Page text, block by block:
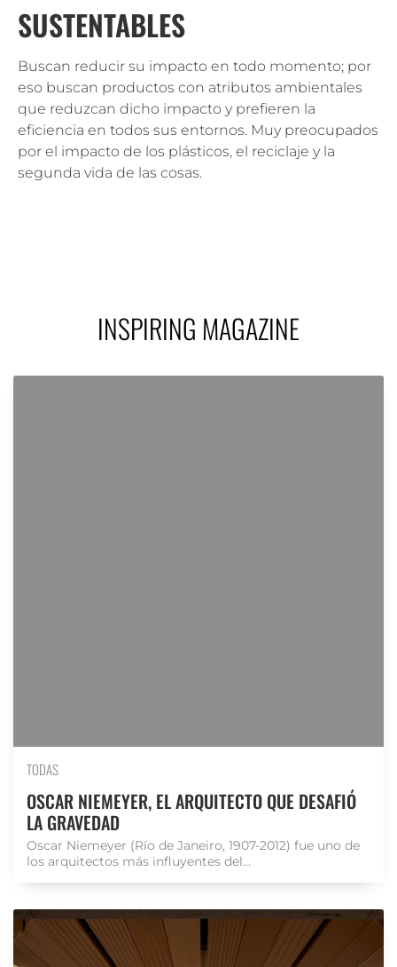
SUSTENTABLES
Buscan reducir su impacto en todo momento; por
eso buscan productos con atributos ambientales
que reduzcan dicho impacto y prefieren la
eficiencia en todos sus entornos. Muy preocupados
por el impacto de los plásticos, el reciclaje y la
segunda vida de las cosas.
INSPIRING MAGAZINE
TODAS
OSCAR NIEMEYER, EL ARQUITECTO QUE DESAFIÓ
LA GRAVEDAD
Oscar Niemeyer (Río de Janeiro, 1907-2012) fue uno de
los arquitectos más influyentes del...